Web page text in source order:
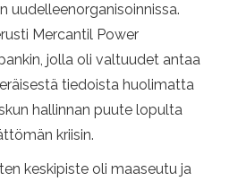
uudelleenorganisoinnissa.
Mercantil Power
jolla oli valtuudet antaa
tiedoista huolimatta
hallinnan puute lopulta
kriisin.
keskipiste oli maaseutu ja